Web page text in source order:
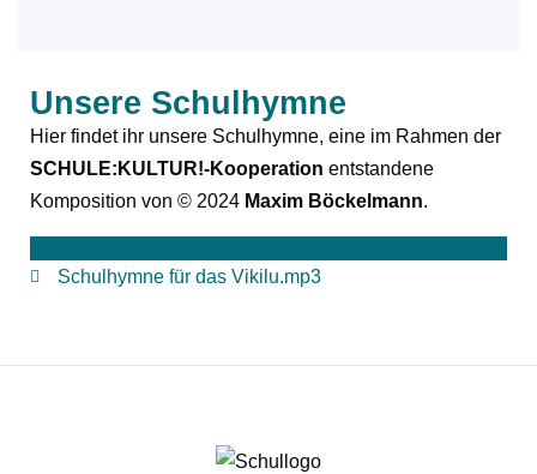
Unsere Schulhymne
Hier findet ihr unsere Schulhymne, eine im Rahmen der
SCHULE:KULTUR!-Kooperation entstandene
Komposition von © 2024 Maxim Böckelmann.
Schulhymne für das Vikilu.mp3